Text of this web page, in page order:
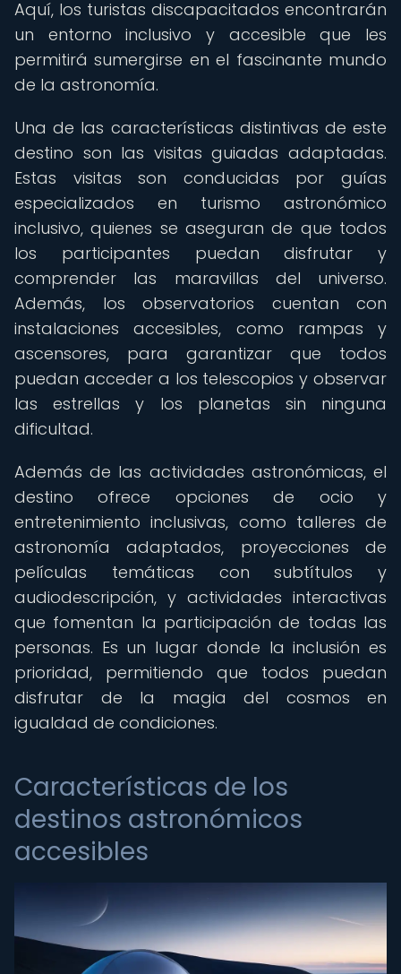
Aquí, los turistas discapacitados encontrarán
un entorno inclusivo y accesible que les
permitirá sumergirse en el fascinante mundo
de la astronomía.
Una de las características distintivas de este
destino son las visitas guiadas adaptadas.
Estas visitas son conducidas por guías
especializados en turismo astronómico
inclusivo, quienes se aseguran de que todos
los participantes puedan disfrutar y
comprender las maravillas del universo.
Además, los observatorios cuentan con
instalaciones accesibles, como rampas y
ascensores, para garantizar que todos
puedan acceder a los telescopios y observar
las estrellas y los planetas sin ninguna
dificultad.
Además de las actividades astronómicas, el
destino ofrece opciones de ocio y
entretenimiento inclusivas, como talleres de
astronomía adaptados, proyecciones de
películas temáticas con subtítulos y
audiodescripción, y actividades interactivas
que fomentan la participación de todas las
personas. Es un lugar donde la inclusión es
prioridad, permitiendo que todos puedan
disfrutar de la magia del cosmos en
igualdad de condiciones.
Características de los
destinos astronómicos
accesibles